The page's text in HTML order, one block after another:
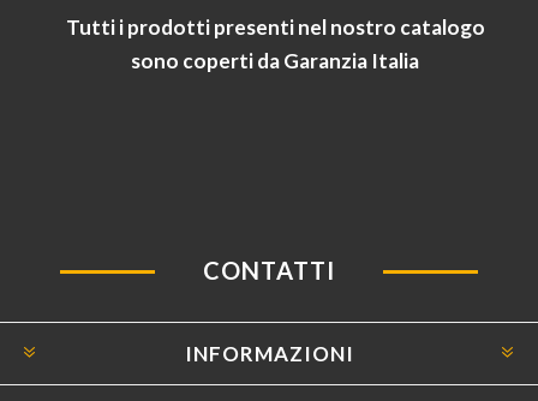
Tutti i prodotti presenti nel nostro catalogo
sono coperti da Garanzia Italia
CONTATTI
INFORMAZIONI